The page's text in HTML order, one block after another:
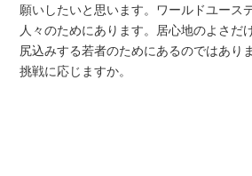
願いしたいと思います。ワールドユース
人々のためにあります。居心地のよさだ
尻込みする若者のためにあるのではあり
挑戦に応じますか。